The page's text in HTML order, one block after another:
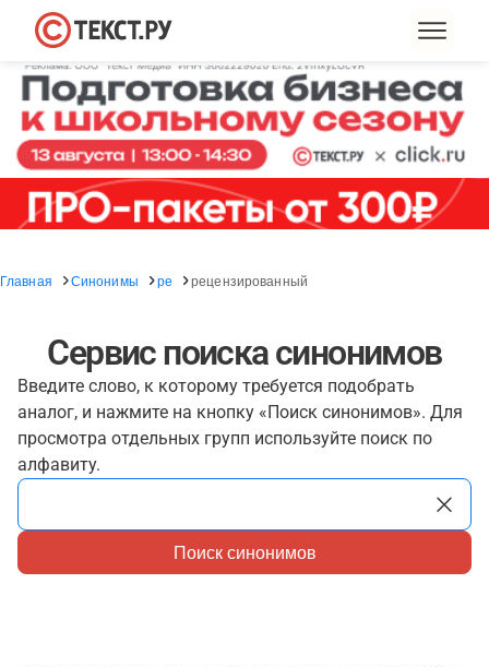
Главная Синонимы ре рецензированный
Сервис поиска синонимов
Введите слово, к которому требуется подобрать
аналог, и нажмите на кнопку «Поиск синонимов». Для
просмотра отдельных групп используйте поиск по
алфавиту.
Поиск синонимов